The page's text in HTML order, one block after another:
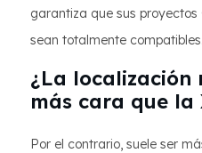
garantiza que sus
sean totalmente compatibles.
¿La localización
más cara que la
Por el contrario, suele ser